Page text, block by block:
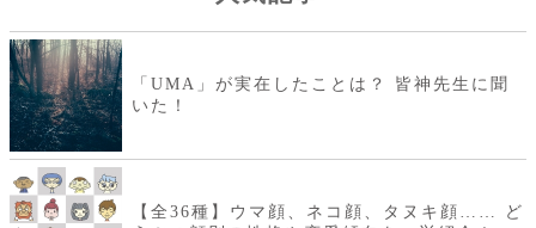
「UMA」が実在したことは？ 皆神先生に聞
いた！
【全36種】ウマ顔、ネコ顔、タヌキ顔…… ど